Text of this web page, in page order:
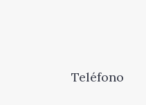
Teléfono